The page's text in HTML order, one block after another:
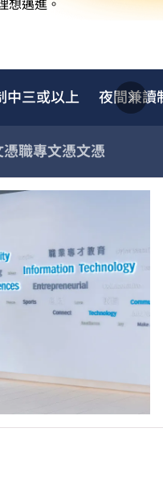
想邁進。
中三或以上 夜間兼讀
憑職專文憑文憑